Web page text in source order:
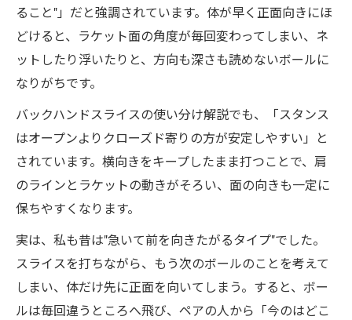
ること"」だと強調されています。体が早く正面向きにほ
どけると、ラケット面の角度が毎回変わってしまい、ネ
ットしたり浮いたりと、方向も深さも読めないボールに
なりがちです。
バックハンドスライスの使い分け解説でも、「スタンス
はオープンよりクローズド寄りの方が安定しやすい」と
されています。横向きをキープしたまま打つことで、肩
のラインとラケットの動きがそろい、面の向きも一定に
保ちやすくなります。
実は、私も昔は"急いて前を向きたがるタイプ"でした。
スライスを打ちながら、もう次のボールのことを考えて
しまい、体だけ先に正面を向いてしまう。すると、ボー
ルは毎回違うところへ飛び、ペアの人から「今のはどこ